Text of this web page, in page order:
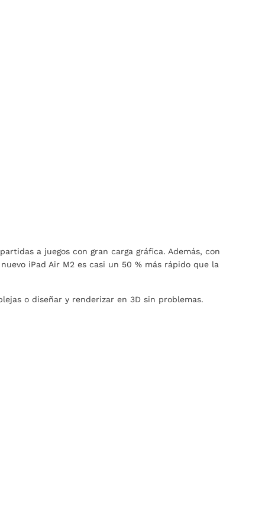
a juegos con gran carga gráfica. Además, con
iPad Air M2 es casi un 50 % más rápido que la
o diseñar y renderizar en 3D sin problemas.